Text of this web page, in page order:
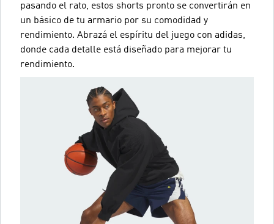
pasando el rato, estos shorts pronto se convertirán en
un básico de tu armario por su comodidad y
rendimiento. Abrazá el espíritu del juego con adidas,
donde cada detalle está diseñado para mejorar tu
rendimiento.